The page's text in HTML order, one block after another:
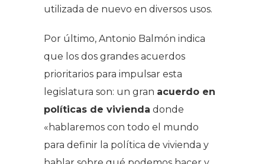
utilizada de nuevo en diversos usos.
Por último, Antonio Balmón indica
que los dos grandes acuerdos
prioritarios para impulsar esta
legislatura son: un gran acuerdo en
políticas de vivienda donde
«hablaremos con todo el mundo
para definir la política de vivienda y